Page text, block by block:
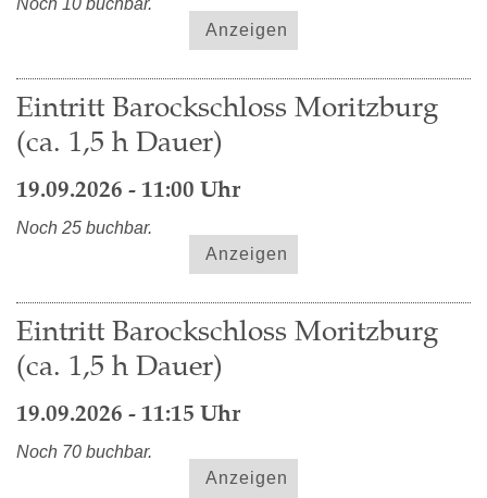
Noch 10 buchbar.
Anzeigen
Eintritt Barockschloss Moritzburg
(ca. 1,5 h Dauer)
19.09.2026 - 11:00 Uhr
Noch 25 buchbar.
Anzeigen
Eintritt Barockschloss Moritzburg
(ca. 1,5 h Dauer)
19.09.2026 - 11:15 Uhr
Noch 70 buchbar.
Anzeigen